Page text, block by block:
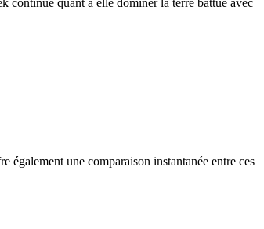
une comparaison instantanée entre ces